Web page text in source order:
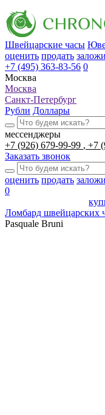
Швейцарские часы
оценить продать
+7 (495) 363-83-56 0
Москва
Москва
Санкт-Петербург
Рубли Доллары
мессенджеры
+7 (926) 679-99-99
+7
Заказать звонок
оценить продать
0
Ломбард швейцарских
Pasquale Bruni